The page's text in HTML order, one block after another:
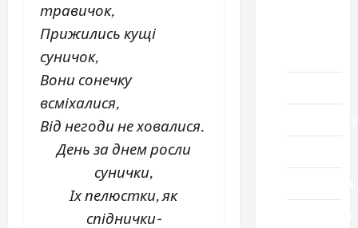
травичок,
Прижились кущі
суничок,
Вони сонечку
всміхалися,
Від негоди не ховалися.
День за днем росли
сунички,
Іх пелюстки, як
спіднички-